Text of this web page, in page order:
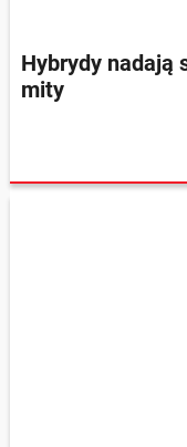
Hybrydy nadają
mity